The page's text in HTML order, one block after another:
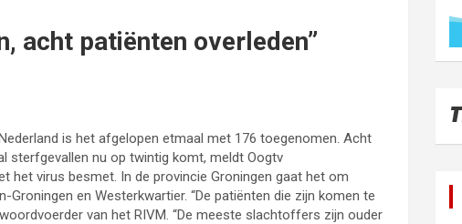
acht patiënten overleden”
is het afgelopen etmaal met 176 toegenomen. Acht
sterfgevallen nu op twintig komt, meldt Oogtv
het virus besmet. In de provincie Groningen gaat het om
en Westerkwartier. “De patiënten die zijn komen te
van het RIVM. “De meeste slachtoffers zijn ouder